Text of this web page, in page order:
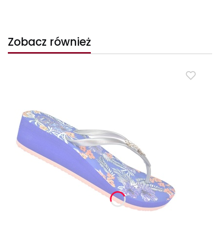
Zobacz również